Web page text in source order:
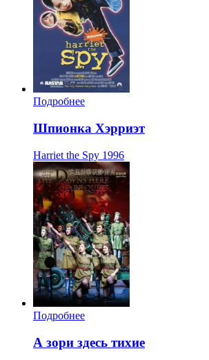
Подробнее
Шпионка Хэрриэт
Harriet the Spy 1996
Подробнее
А зори здесь тихие